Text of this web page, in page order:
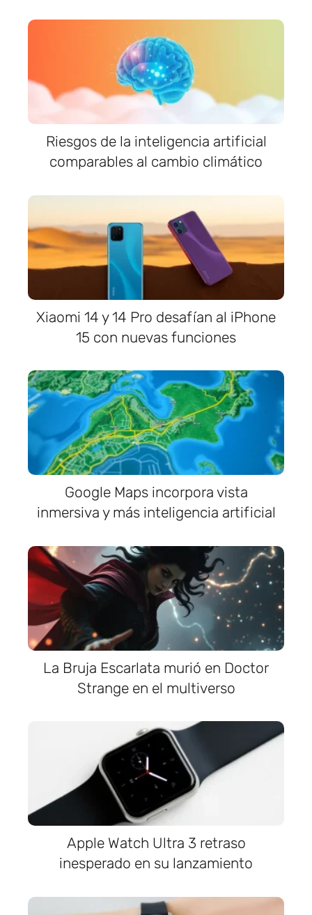
Riesgos de la inteligencia artificial
comparables al cambio climático
Xiaomi 14 y 14 Pro desafían al iPhone
15 con nuevas funciones
Google Maps incorpora vista
inmersiva y más inteligencia artificial
La Bruja Escarlata murió en Doctor
Strange en el multiverso
Apple Watch Ultra 3 retraso
inesperado en su lanzamiento